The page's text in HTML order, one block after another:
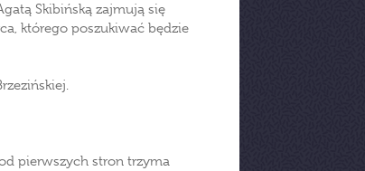
Skibińską zajmują się
którego poszukiwać będzie
pierwszych stron trzyma